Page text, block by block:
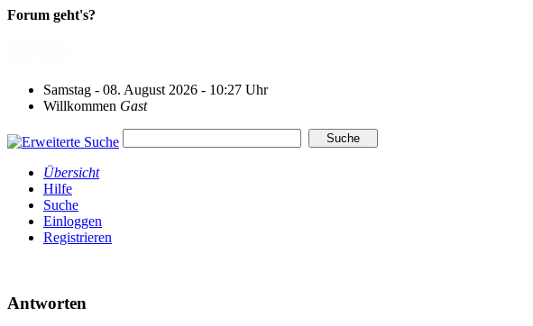
Forum geht's?
Samstag - 08. August 2026 - 10:27 Uhr
Willkommen Gast
Übersicht
Hilfe
Suche
Einloggen
Registrieren
Antworten